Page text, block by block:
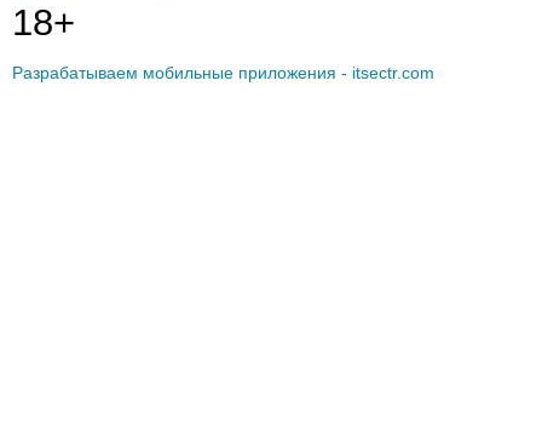
18+
Разрабатываем мобильные приложения - itsectr.com